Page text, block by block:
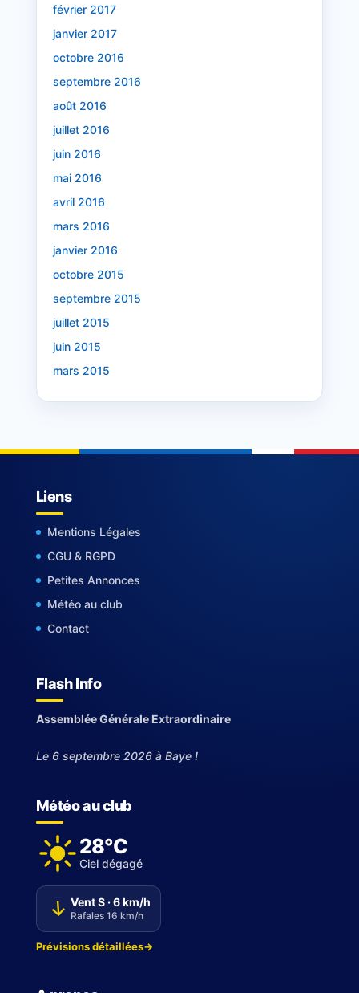
février 2017
janvier 2017
octobre 2016
septembre 2016
août 2016
juillet 2016
juin 2016
mai 2016
avril 2016
mars 2016
janvier 2016
octobre 2015
septembre 2015
juillet 2015
juin 2015
mars 2015
Liens
Mentions Légales
CGU & RGPD
Petites Annonces
Météo au club
Contact
Flash Info
Assemblée Générale Extraordinaire
Le 6 septembre 2026 à Baye !
Météo au club
28°C
Ciel dégagé
↑ Vent S · 6 km/h
Rafales 16 km/h
Prévisions détaillées→